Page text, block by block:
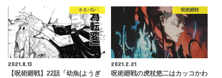
ネタバレ
2021.8.13
【呪術廻戦】22話「幼魚(ようぎ
呪術廻戦
2021.2.21
呪術廻戦の虎杖悠二はカッコかわ